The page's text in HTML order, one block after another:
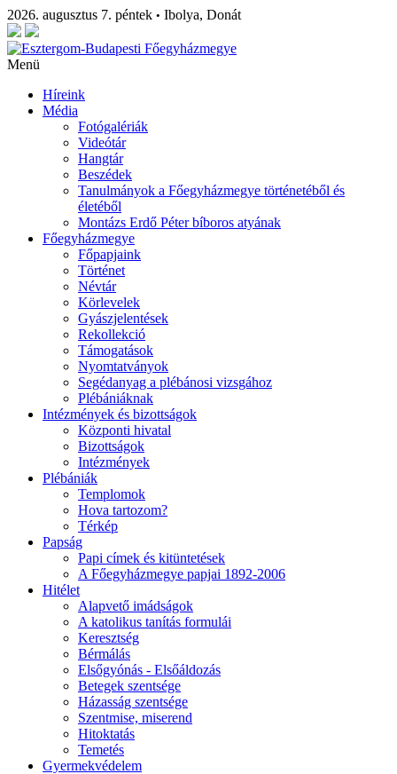
2026. augusztus 7. péntek • Ibolya, Donát
Menü
Híreink
Média
Fotógalériák
Videótár
Hangtár
Beszédek
Tanulmányok a Főegyházmegye történetéből és
életéből
Montázs Erdő Péter bíboros atyának
Főegyházmegye
Főpapjaink
Történet
Névtár
Körlevelek
Gyászjelentések
Rekollekció
Támogatások
Nyomtatványok
Segédanyag a plébánosi vizsgához
Plébániáknak
Intézmények és bizottságok
Központi hivatal
Bizottságok
Intézmények
Plébániák
Templomok
Hova tartozom?
Térkép
Papság
Papi címek és kitüntetések
A Főegyházmegye papjai 1892-2006
Hitélet
Alapvető imádságok
A katolikus tanítás formulái
Keresztség
Bérmálás
Elsőgyónás - Elsőáldozás
Betegek szentsége
Házasság szentsége
Szentmise, miserend
Hitoktatás
Temetés
Gyermekvédelem